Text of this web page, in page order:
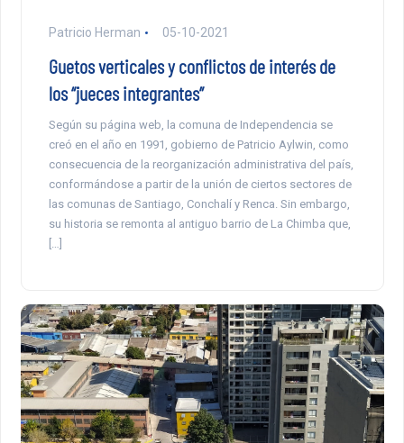
Patricio Herman 05-10-2021
Guetos verticales y conflictos de interés de
los “jueces integrantes”
Según su página web, la comuna de Independencia se
creó en el año en 1991, gobierno de Patricio Aylwin, como
consecuencia de la reorganización administrativa del país,
conformándose a partir de la unión de ciertos sectores de
las comunas de Santiago, Conchalí y Renca. Sin embargo,
su historia se remonta al antiguo barrio de La Chimba que,
[…]